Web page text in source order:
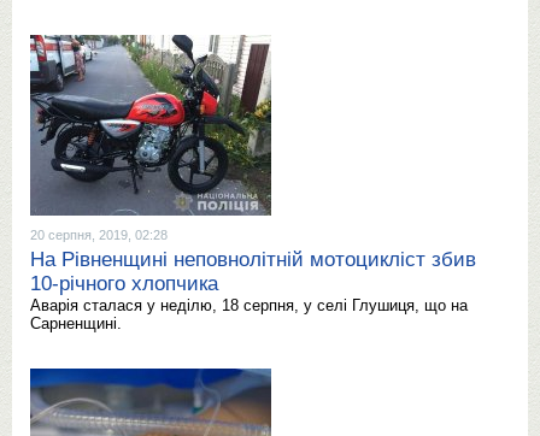
20 серпня, 2019, 02:28
На Рівненщині неповнолітній мотоцикліст збив
10-річного хлопчика
Аварія сталася у неділю, 18 серпня, у селі Глушиця, що на
Сарненщині.